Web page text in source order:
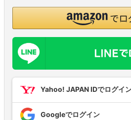
Yahoo! JAPAN IDでログイ
Googleでログイン